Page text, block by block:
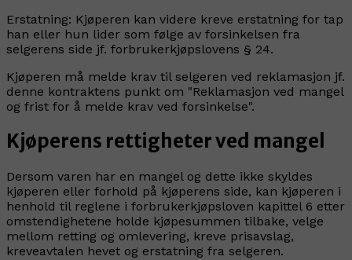
Erstatning: Kjøperen kan videre kreve erstatning for tap
han eller hun lider som følge av forsinkelsen fra
selgerens side jf. forbrukerkjøpslovens § 24.
Kjøperen må melde krav til selgeren ved reklamasjon jf.
denne kontraktens punkt om "Reklamasjon ved mangel
og frist for å melde krav ved forsinkelse".
Kjøperens rettigheter ved mangel
Dersom varen har en mangel og dette ikke skyldes
kjøperen eller forhold på kjøperens side, kan kjøperen i
henhold til reglene i forbrukerkjøpsloven kapittel 6 etter
omstendighetene holde kjøpesummen tilbake, velge
mellom retting og omlevering, kreve prisavslag,
kreveavtalen hevet og erstatning fra selgeren.